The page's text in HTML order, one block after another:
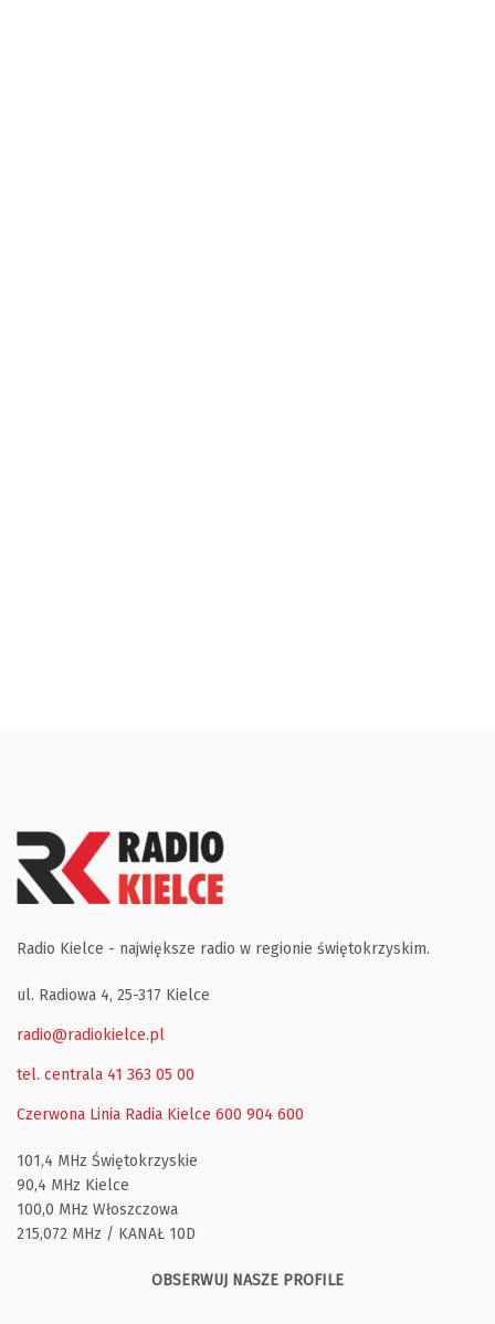
Radio Kielce - największe radio w regionie świętokrzyskim.
ul. Radiowa 4, 25-317 Kielce
radio@radiokielce.pl
tel. centrala 41 363 05 00
Czerwona Linia Radia Kielce 600 904 600
101,4 MHz Świętokrzyskie
90,4 MHz Kielce
100,0 MHz Włoszczowa
215,072 MHz / KANAŁ 10D
OBSERWUJ NASZE PROFILE